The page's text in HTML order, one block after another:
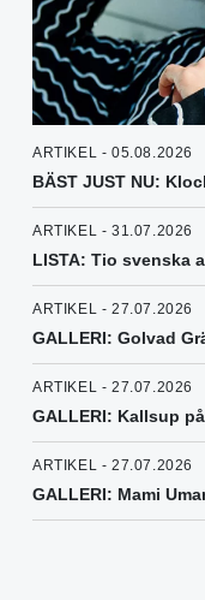
ARTIKEL - 05.08.2026
BÄST JUST NU:
ARTIKEL - 31.07.2026
LISTA: Tio svenska
ARTIKEL - 27.07.2026
GALLERI: Golvad
ARTIKEL - 27.07.2026
GALLERI: Kallsup
ARTIKEL - 27.07.2026
GALLERI: Mami